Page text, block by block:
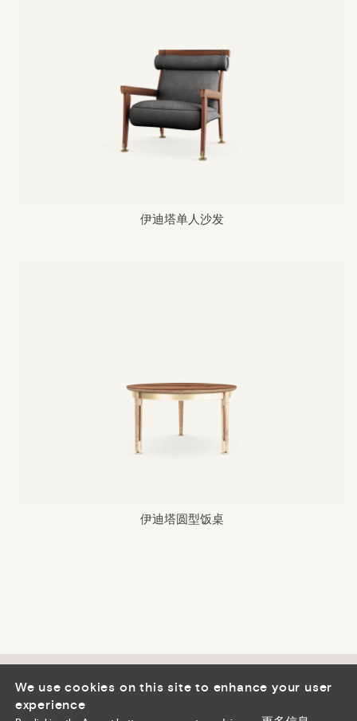
伊迪塔单人沙发
伊迪塔圆型饭桌
Footer
Cookie 策略 隐私策略
关注我们
We use cookies on this site to enhance your user
experience